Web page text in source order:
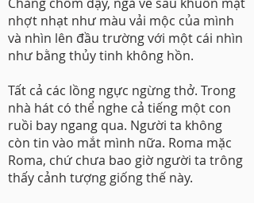
nhợt nhạt như màu vải mộc của mình
và nhìn lên đầu trường với một cái nhìn
như bằng thủy tinh không hồn.
Tất cả các lồng ngực ngừng thở. Trong
nhà hát có thể nghe cả tiếng một con
ruồi bay ngang qua. Người ta không
còn tin vào mắt mình nữa. Roma mặc
Roma, chứ chưa bao giờ người ta trông
thấy cảnh tượng giống thế này.